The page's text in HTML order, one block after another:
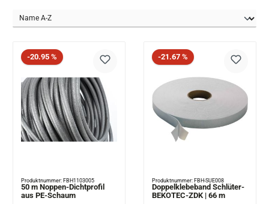
Rabatt
-20.95 %
Produktnummer: FBH1103005
50 m Noppen-Dichtprofil
aus PE-Schaum
Rabatt
-21.67 %
Produktnummer: FBH-SUE008
Doppelklebeband Schlüter-
BEKOTEC-ZDK | 66 m